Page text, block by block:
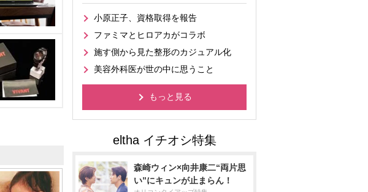
小原正子、資格取得を報告
ファミマとヒロアカがコラボ
施す側から見た整形のカジュアル化
美容外科医が世の中に思うこと
もっと見る
森崎ウィン×向井康二“両片思
い”にキュンが止まらん！